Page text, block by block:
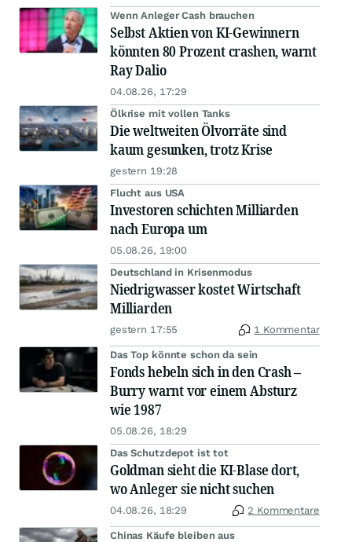
Wenn Anleger Cash brauchen
Selbst Aktien von KI-Gewinnern
könnten 80 Prozent crashen, warnt
Ray Dalio
04.08.26, 17:29
Ölkrise mit vollen Tanks
Die weltweiten Ölvorräte sind
kaum gesunken, trotz Krise
gestern 19:28
Flucht aus USA
Investoren schichten Milliarden
nach Europa um
05.08.26, 19:00
Deutschland in Krisenmodus
Niedrigwasser kostet Wirtschaft
Milliarden
gestern 17:55 1 Kommentar
Das Top könnte schon da sein
Fonds hebeln sich in den Crash –
Burry warnt vor einem Absturz
wie 1987
05.08.26, 18:29
Das Schutzdepot ist tot
Goldman sieht die KI-Blase dort,
wo Anleger sie nicht suchen
04.08.26, 18:29 2 Kommentare
Chinas Käufe bleiben aus